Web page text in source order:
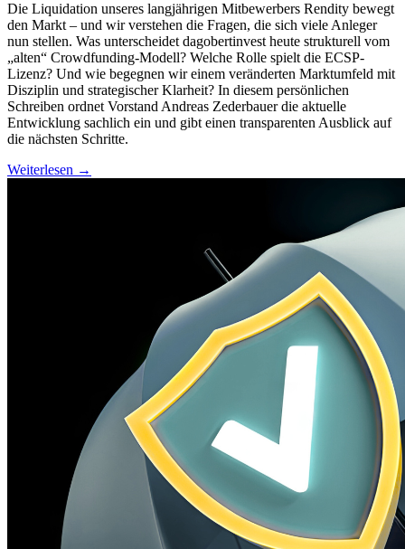
Die Liquidation unseres langjährigen Mitbewerbers Rendity bewegt
den Markt – und wir verstehen die Fragen, die sich viele Anleger
nun stellen. Was unterscheidet dagobertinvest heute strukturell vom
„alten“ Crowdfunding-Modell? Welche Rolle spielt die ECSP-
Lizenz? Und wie begegnen wir einem veränderten Marktumfeld mit
Disziplin und strategischer Klarheit? In diesem persönlichen
Schreiben ordnet Vorstand Andreas Zederbauer die aktuelle
Entwicklung sachlich ein und gibt einen transparenten Ausblick auf
die nächsten Schritte.
Weiterlesen →